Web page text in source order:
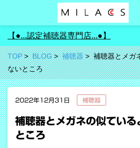
【●...認定補聴器専門店...●】
TOP BLOG 補聴器
補聴器とメガ
ないところ
2022年12月31日 補聴器
補聴器とメガネの似ている
ところ